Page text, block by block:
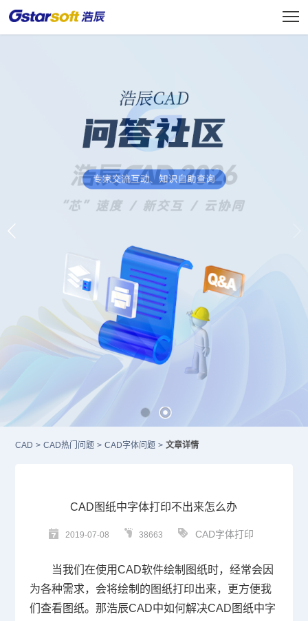
CAD > CAD热门问题 > CAD字体问题 > 文章详情
CAD图纸中字体打印不出来怎么办
2019-07-08 38663 CAD字体打印
当我们在使用CAD软件绘制图纸时，经常会因
为各种需求，会将绘制的图纸打印出来，更方便我
们查看图纸。那浩辰CAD中如何解决CAD 图纸中字